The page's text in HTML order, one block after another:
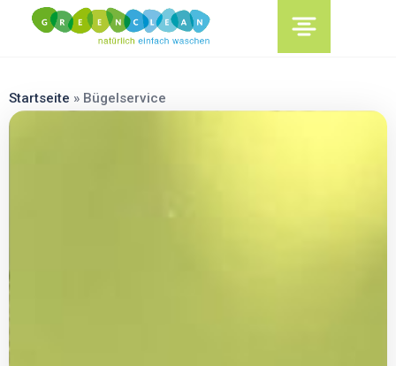
content
Startseite » Bügelservice